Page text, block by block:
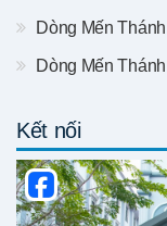
Dòng Mến
Dòng Mến
Kết nối